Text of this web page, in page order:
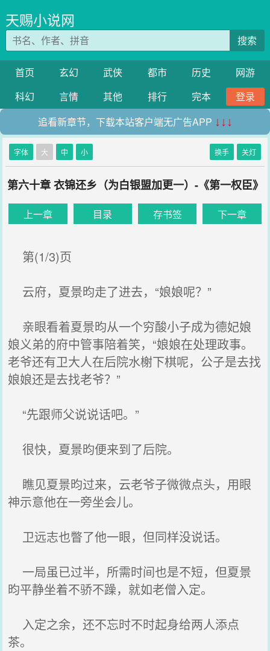
天赐小说网
搜索
首页 玄幻 武侠 都市 历史
网游
科幻
言情 其他 排行 完本
登录
追看新章节，下载本站客户端无广告APP ↓↓↓
字体 大 中 小 换手 关灯
第六十章 衣锦还乡（为白银盟加更一）-《第一权臣》
上一章 目录 存书签 下一章
第(1/3)页
云府，夏景昀走了进去，“娘娘呢？”
亲眼看着夏景昀从一个穷酸小子成为德妃娘
娘义弟的府中管事陪着笑，“娘娘在处理政事。
老爷还有卫大人在后院水榭下棋呢，公子是去找
娘娘还是去找老爷？”
“先跟师父说说话吧。”
很快，夏景昀便来到了后院。
瞧见夏景昀过来，云老爷子微微点头，用眼
神示意他在一旁坐会儿。
卫远志也瞥了他一眼，但同样没说话。
一局虽已过半，所需时间也是不短，但夏景
昀平静坐着不骄不躁，就如老僧入定。
入定之余，还不忘时不时起身给两人添点
茶。